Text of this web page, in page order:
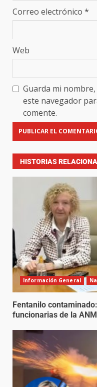
Correo electrónico *
Web
Guarda mi
este navegador
comente.
HISTORIAS
Información General
Fentanilo
funcionarias de la